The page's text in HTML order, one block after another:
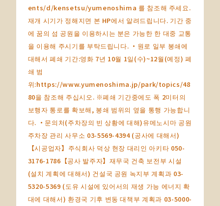
ents/d/kensetsu/yumenoshima 를 참조해 주세요.
재개 시기가 정해지면 본 HP에서 알려드립니다. 기간 중
에 꿈의 섬 공원을 이용하시는 분은 가능한 한 대중 교통
을 이용해 주시기를 부탁드립니다. ・원로 일부 봉쇄에
대해서 폐쇄 기간:영화 7년 10월 1일(수)~12월(예정) 폐
쇄 범
위:https://www.yumenoshima.jp/park/topics/48
80을 참조해 주십시오. ※폐쇄 기간중에도 폭 2미터의
보행자 통로를 확보해, 봉쇄 범위의 옆을 통행 가능합니
다. ・문의처(주차장의 빈 상황에 대해)유메노시마 공원
주차장 관리 사무소 03-5569-4394 (공사에 대해서)
【시공업자】주식회사 덕상 현장 대리인 아키타 050-
3176-1786【공사 발주자】재무국 건축 보전부 시설
(설치 계획에 대해서) 건설국 공원 녹지부 계획과 03-
5320-5369 (도유 시설에 있어서의 재생 가능 에너지 확
대에 대해서) 환경국 기후 변동 대책부 계획과 03-5000-